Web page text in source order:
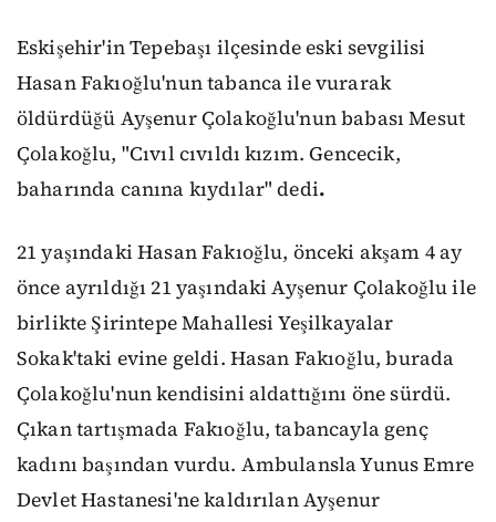
Eskişehir'in Tepebaşı ilçesinde eski sevgilisi
Hasan Fakıoğlu'nun tabanca ile vurarak
öldürdüğü Ayşenur Çolakoğlu'nun babası Mesut
Çolakoğlu, "Cıvıl cıvıldı kızım. Gencecik,
baharında canına kıydılar" dedi.
21 yaşındaki Hasan Fakıoğlu, önceki akşam 4 ay
önce ayrıldığı 21 yaşındaki Ayşenur Çolakoğlu ile
birlikte Şirintepe Mahallesi Yeşilkayalar
Sokak'taki evine geldi. Hasan Fakıoğlu, burada
Çolakoğlu'nun kendisini aldattığını öne sürdü.
Çıkan tartışmada Fakıoğlu, tabancayla genç
kadını başından vurdu. Ambulansla Yunus Emre
Devlet Hastanesi'ne kaldırılan Ayşenur